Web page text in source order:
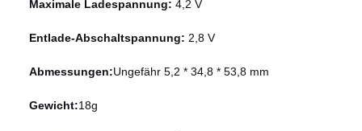
Maximale Ladespannung:4,2 V
Entlade-Abschaltspannung: 2,8 V
Abmessungen:Ungefähr 5,2 * 34,8 * 53,8 mm
Gewicht:18g